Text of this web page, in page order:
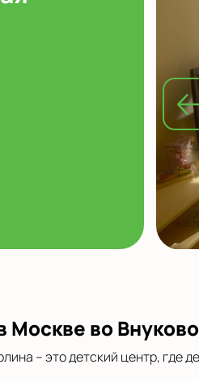
Москве во
– это детский центр, где